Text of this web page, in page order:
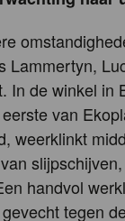
Lammertyn,
In de winkel in
van
weerklinkt
handvol
tegen